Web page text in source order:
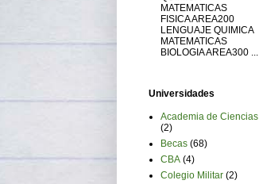
MATEMATICAS
FISICA AREA200
LENGUAJE QUIMICA
MATEMATICAS
BIOLOGIA AREA300 ...
Universidades
Academia de Ciencias
(2)
Becas (68)
CBA (4)
Colegio Militar (2)